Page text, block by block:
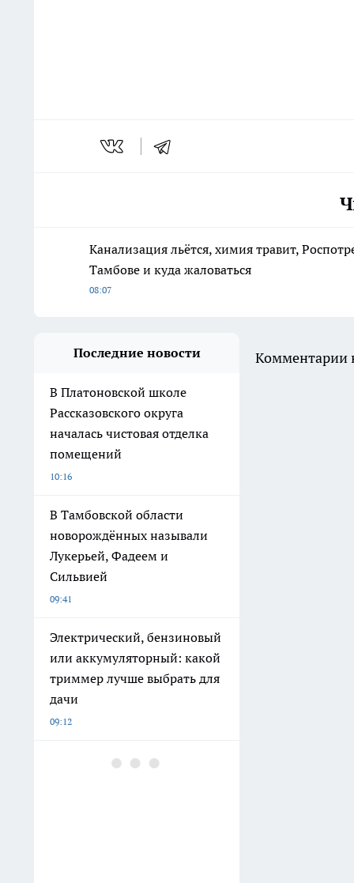
Канализация льётся, химия травит,
Тамбове и куда жаловаться
08:07
Последние новости
В Платоновской школе
Рассказовского округа
началась чистовая отделка
помещений
10:16
В Тамбовской области
новорождённых называли
Лукерьей, Фадеем и
Сильвией
09:41
Электрический, бензиновый
или аккумуляторный: какой
триммер лучше выбрать для
дачи
09:12
Тамбовский дирижёр
Комментарии